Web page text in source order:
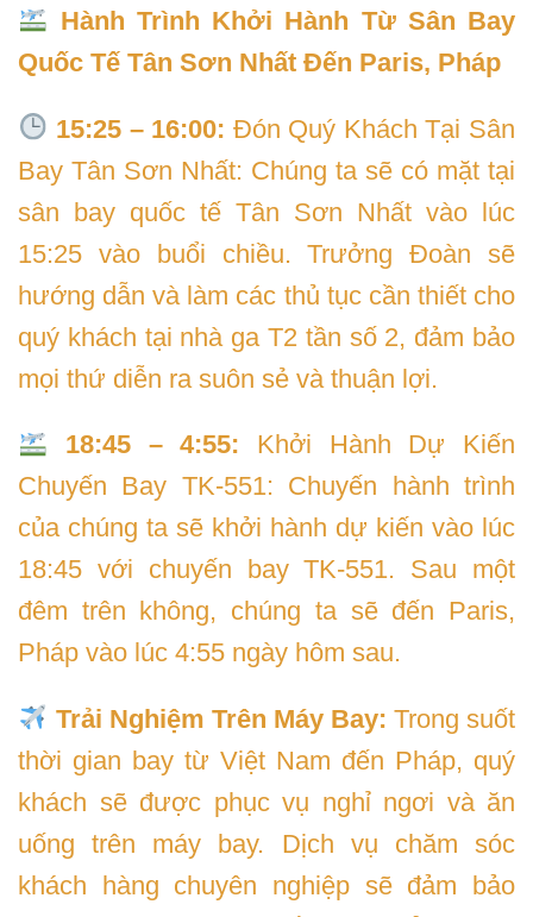
Hành Trình Khởi Hành Từ Sân Bay
Quốc Tế Tân Sơn Nhất Đến Paris, Pháp
15:25 – 16:00: Đón Quý Khách Tại Sân
Bay Tân Sơn Nhất: Chúng ta sẽ có mặt tại
sân bay quốc tế Tân Sơn Nhất vào lúc
15:25 vào buổi chiều. Trưởng Đoàn sẽ
hướng dẫn và làm các thủ tục cần thiết cho
quý khách tại nhà ga T2 tần số 2, đảm bảo
mọi thứ diễn ra suôn sẻ và thuận lợi.
18:45 – 4:55: Khởi Hành Dự Kiến
Chuyến Bay TK-551: Chuyến hành trình
của chúng ta sẽ khởi hành dự kiến vào lúc
18:45 với chuyến bay TK-551. Sau một
đêm trên không, chúng ta sẽ đến Paris,
Pháp vào lúc 4:55 ngày hôm sau.
Trải Nghiệm Trên Máy Bay: Trong suốt
thời gian bay từ Việt Nam đến Pháp, quý
khách sẽ được phục vụ nghỉ ngơi và ăn
uống trên máy bay. Dịch vụ chăm sóc
khách hàng chuyên nghiệp sẽ đảm bảo